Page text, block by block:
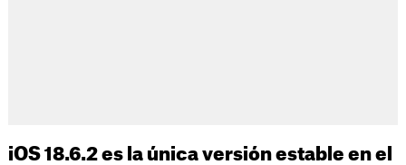
iOS 18.6.2 es la única versión estable en el